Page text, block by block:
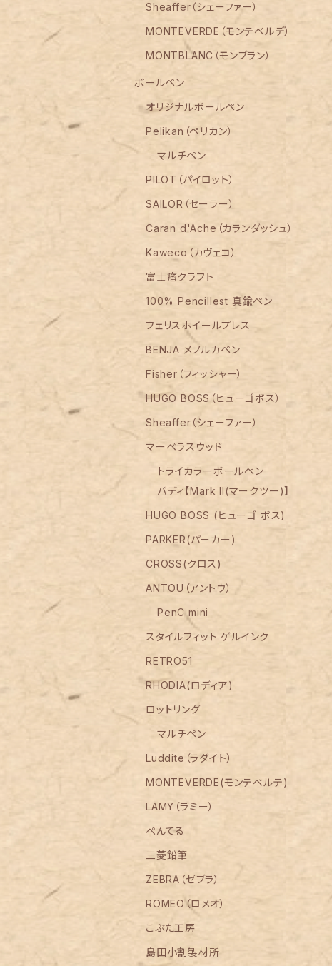
Sheaffer（シェーファー）
MONTEVERDE（モンテベルデ）
MONTBLANC（モンブラン）
ボールペン
オリジナルボールペン
Pelikan（ペリカン）
マルチペン
PILOT（パイロット）
SAILOR（セーラー）
Caran d'Ache（カランダッシュ）
Kaweco（カヴェコ）
富士瘤クラフト
100% Pencillest 真鍮ペン
フェリスホイールプレス
BENJA メノルカペン
Fisher（フィッシャー）
HUGO BOSS（ヒューゴボス）
Sheaffer（シェーファー）
マーベラスウッド
トライカラーボールペン
バディ【Mark II(マークツー)】
HUGO BOSS (ヒューゴ ボス)
PARKER(パーカー)
CROSS(クロス)
ANTOU（アントウ）
PenC mini
スタイルフィット ゲルインク
RETRO51
RHODIA(ロディア)
ロットリング
マルチペン
Luddite（ラダイト）
MONTEVERDE(モンテベルテ)
LAMY（ラミー）
ぺんてる
三菱鉛筆
ZEBRA（ゼブラ）
ROMEO（ロメオ）
こぶた工房
島田小割製材所